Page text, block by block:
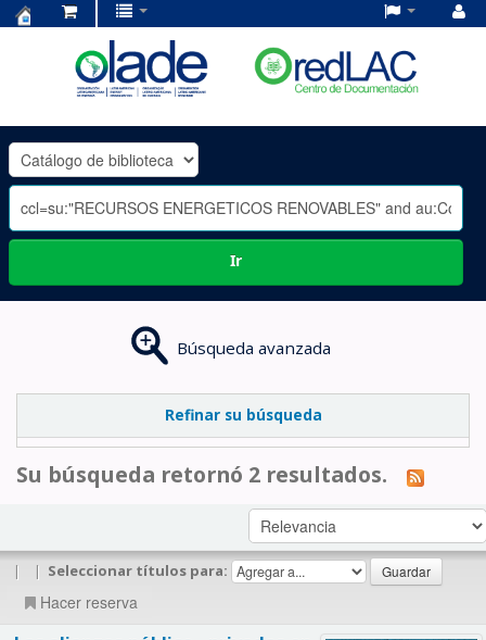
OLADE
-
Ir
Búsqueda avanzada
Refinar su búsqueda
Su búsqueda retornó 2 resultados.
| | Seleccionar títulos para:
Hacer reserva